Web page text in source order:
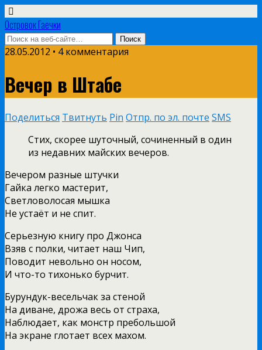
Островок Гаечки
28.05.2012 • 4 комментария
Вечер в Штабе
Поделиться Твитнуть Pin Отпр. по эл. почте SMS
Cтих, скорее шуточный, сочиненный в один
из недавних майских вечеров.
Вечером разные штучки
Гайка легко мастерит,
Светловолосая мышка
Не устаёт и не спит.
Серьезную книгу про Джонса
Взяв с полки, читает наш Чип,
Поводит невольно он носом,
И что-то тихонько бурчит.
Бурундук-весельчак за стеной
На диване, дрожа весь от страха,
Наблюдает, как монстр пребольшой
На экране глотает всех махом.